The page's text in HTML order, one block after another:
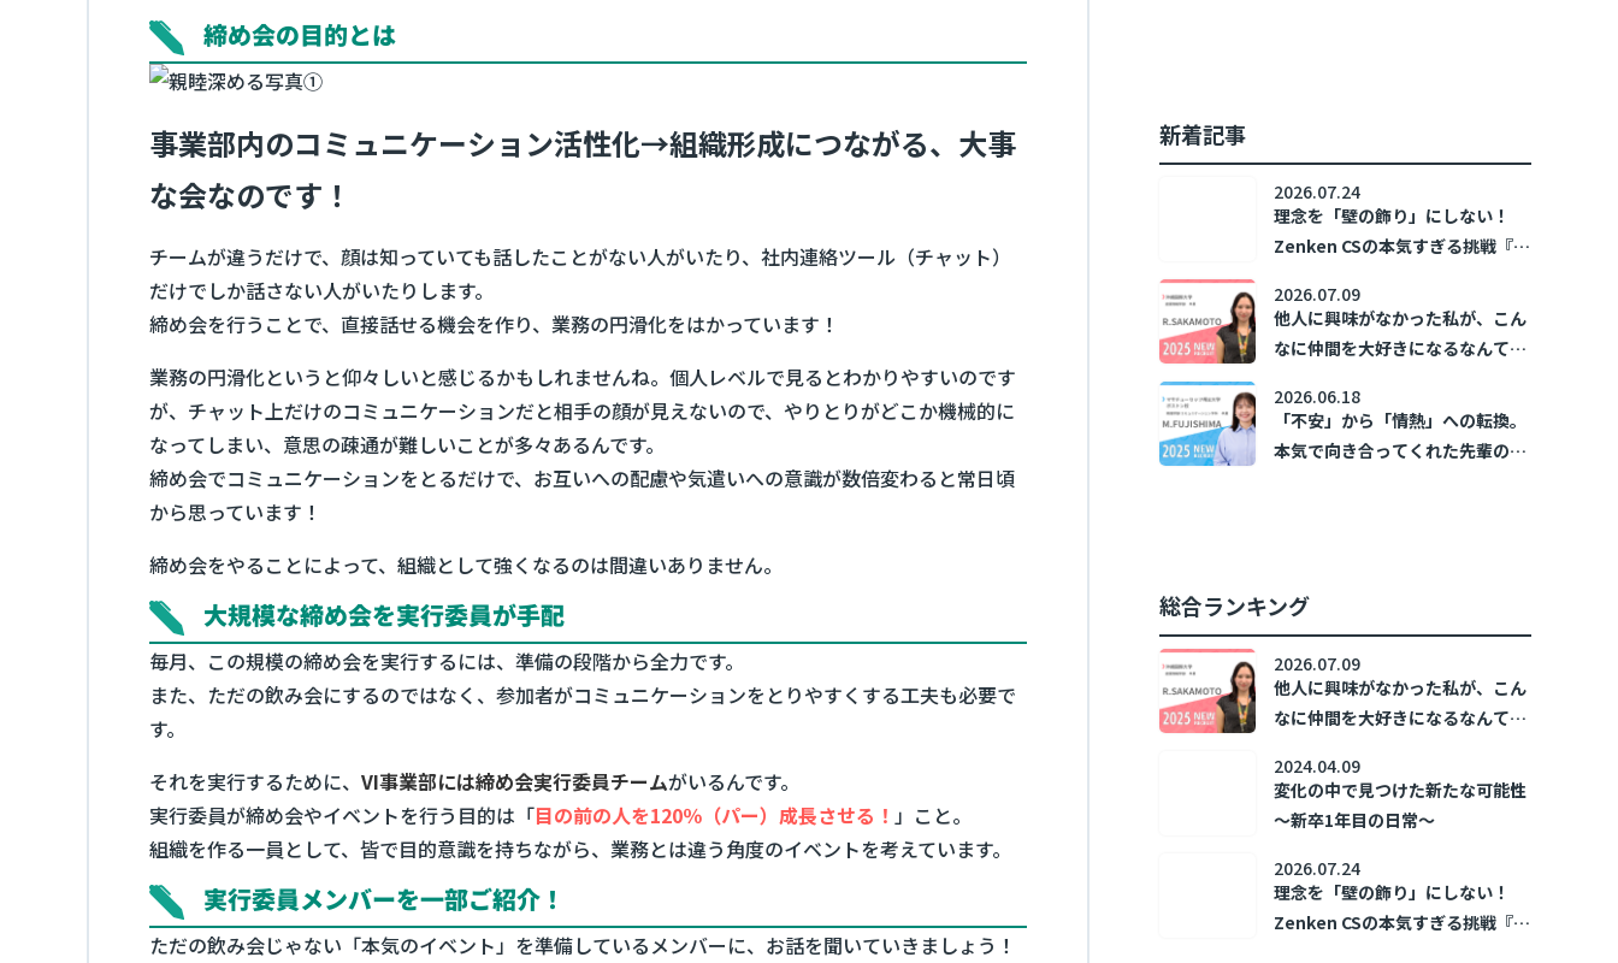
締め会の目的とは
事業部内のコミュニケーション活性化→組織形成につながる、大事
な会なのです！
チームが違うだけで、顔は知っていても話したことがない人がいたり、社内連絡ツール（チャット）
だけでしか話さない人がいたりします。
締め会を行うことで、直接話せる機会を作り、業務の円滑化をはかっています！
業務の円滑化というと仰々しいと感じるかもしれませんね。個人レベルで見るとわかりやすいのです
が、チャット上だけのコミュニケーションだと相手の顔が見えないので、やりとりがどこか機械的に
なってしまい、意思の疎通が難しいことが多々あるんです。
締め会でコミュニケーションをとるだけで、お互いへの配慮や気遣いへの意識が数倍変わると常日頃
から思っています！
締め会をやることによって、組織として強くなるのは間違いありません。
大規模な締め会を実行委員が手配
毎月、この規模の締め会を実行するには、準備の段階から全力です。
また、ただの飲み会にするのではなく、参加者がコミュニケーションをとりやすくする工夫も必要で
す。
それを実行するために、 VI事業部には締め会実行委員チームがいるんです。
実行委員が締め会やイベントを行う目的は「目の前の人を120％（パー）成長させる！ 」こと。
組織を作る一員として、皆で目的意識を持ちながら、業務とは違う角度のイベントを考えています。
実行委員メンバーを一部ご紹介！
ただの飲み会じゃない「本気のイベント」を準備しているメンバーに、お話を聞いていきましょう！
新着記事
理念を「壁の飾り」にしない！
Zenken CSの本気すぎる挑戦『ホ
2026.07.24
他人に興味がなかった私が、こん
なに仲間を大好きになるなんて！
2026.07.09
「不安」から「情熱」への転換。
本気で向き合ってくれた先輩の存
2026.06.18
総合ランキング
他人に興味がなかった私が、こん
なに仲間を大好きになるなんて！
2026.07.09
変化の中で見つけた新たな可能性
～新卒1年目の日常～
2024.04.09
理念を「壁の飾り」にしない！
Zenken CSの本気すぎる挑戦『ホ
2026.07.24